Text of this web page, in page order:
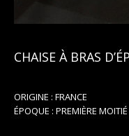
CHAISE À BRAS
ORIGINE : FRANCE
ÉPOQUE : PREMIÈRE